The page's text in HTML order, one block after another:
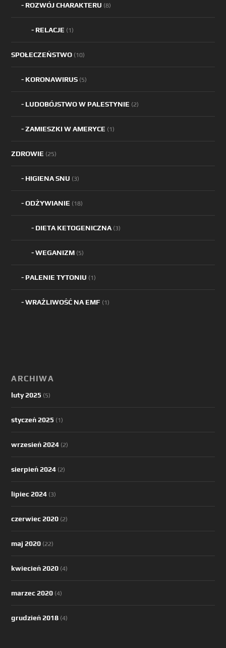
ROZWÓJ CHARAKTERU (8)
RELACJE (1)
SPOŁECZEŃSTWO (10)
KORONAWIRUS (5)
LUDOBÓJSTWO W PALESTYNIE (2)
ZAMIESZKI W AMERYCE (1)
ZDROWIE (25)
HIGIENA SNU (3)
ODŻYWIANIE (18)
DIETA KETOGENICZNA(3)
WEGANIZM (5)
PALENIE TYTONIU (1)
WRAŻLIWOŚĆ NA EMF (1)
ARCHIWA
luty 2025 (5)
styczeń 2025 (1)
wrzesień 2024 (2)
sierpień 2024 (2)
lipiec 2024 (3)
czerwiec 2020 (2)
maj 2020 (22)
kwiecień 2020 (4)
marzec 2020 (4)
grudzień 2018 (4)